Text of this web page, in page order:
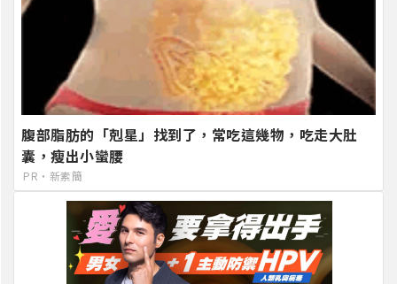
腹部脂肪的「剋星」找到了，常吃這幾物，吃走大肚
囊，瘦出小蠻腰
PR・新素簡